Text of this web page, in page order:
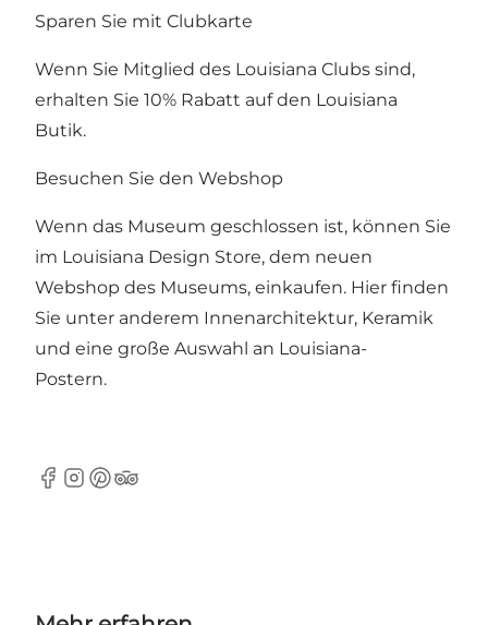
Sparen Sie mit Clubkarte
Wenn Sie Mitglied des Louisiana Clubs sind,
erhalten Sie 10% Rabatt auf den Louisiana
Butik.
Besuchen Sie den Webshop
Wenn das Museum geschlossen ist, können Sie
im Louisiana Design Store, dem neuen
Webshop des Museums, einkaufen. Hier finden
Sie unter anderem Innenarchitektur, Keramik
und eine große Auswahl an Louisiana-
Postern.
Facebook
Instagram
Pinterest
TripAdvisor